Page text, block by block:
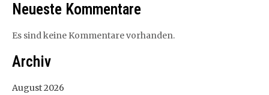
Neueste Kommentare
Es sind keine Kommentare vorhanden.
Archiv
August 2026